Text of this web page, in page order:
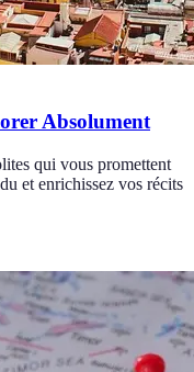
Absolument
qui vous promettent
et enrichissez vos récits